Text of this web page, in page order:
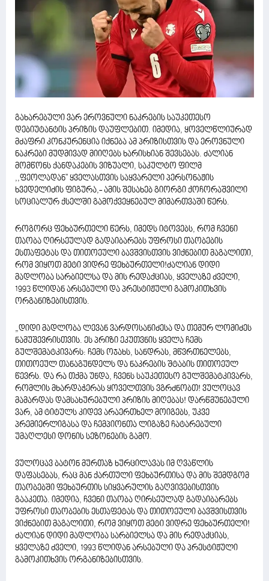
გახარებული ვარ ეროვნული ნაკრების საუკეთესო
დებიუტანტის პრიზის დაუფლებით. იმედია, ყოველწლიურად
მძაფრი კონკურენცია იქნება ამ პრიზისთვის და ეროვნული
ნაკრები მუდმივად მიიღებს ხარისხიან შევსებას. ძალიან
მომწონს ქანდაკების ვიზუალი, საკულტო ფილმ
,,ფეოლადან'' ყველასთვის საყვარელი პერსონაჟის
ხვედელიძის ფიგურა,- ამის შესახებ გიორგი ქოჩორაშვილი
სოციალურ ქსელში გამოქვეყნებულ მიმართვაში წერს.
როგორც ფეხბურთელი წერს, იმედს იტოვებს, რომ ჩვენი
თაობა ღირსეულად გადაიბარებს უფროსი თაობების
ესთაფეტას და თითოეული ბავშვისთვის ვიქნებით მაგალითი,
რომ ვიყოთ მეტი ვიდრე ფეხბურთელი!ძალიან დიდი
მადლობა სარბიელსა და მის რედაქციას, ყველაზე ძველი,
1993 წლიდან არსებული და პრესტიჟული გამოკითხვის
ორგანიზებისთვის.
„დიდი მადლობა ლევან ვარდოსანიძესა და თემურ ლომიძეს
ნამუშევრისთვის. ეს პრიზი ეკუთვნის ყველა ჩემს
გულშემატკივარს: ჩემს ოჯახს, სანდრას, მწვრთნელებს,
თითოეულ თანაგუნდელს და ნაკრების შტაბის თითოეულ
წევრს. და რა თქმა უნდა, ჩვენს საუკეთესო გულშემატკივარს,
რომლის მხარდაჭერას ყოველთვის ვგრძნობთ! ვულოცავ
მამარდას დამსახურებული პრიზის მიღებას! დარწმუნებული
ვარ, ამ ტიტულს კიდევ არაერთხელ მოიგებს, უკვე
პრემიერლიგასა და ჩემპიონთა ლიგაზე ჩატარებული
უმაღლესი დონის სეზონების გამო.
ვულოცავ ბატონ მურთაზ ხურცილავას იმ ღვაწლის
დაფასებას, რაც მან ქართული ფეხბურთისა და მის შემდგომ
თაობებში ფეხბურთის სიყვარულის გაღვივებისთვის
გააკეთა. იმედია, ჩვენი თაობა ღირსეულად გადაიბარებს
უფროსი თაობების ესთაფეტას და თითოეული ბავშვისთვის
ვიქნებით მაგალითი, რომ ვიყოთ მეტი ვიდრე ფეხბურთელი!
ძალიან დიდი მადლობა სარბიელსა და მის რედაქციას,
ყველაზე ძველი, 1993 წლიდან არსებული და პრესტიჟული
გამოკითხვის ორგანიზებისთვის.